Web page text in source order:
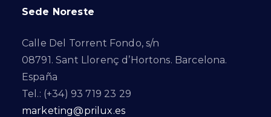
Sede Noreste
Calle Del Torrent Fondo, s/n
08791. Sant Llorenç d’Hortons. Barcelona.
España
Tel.: (+34) 93 719 23 29
marketing@prilux.es